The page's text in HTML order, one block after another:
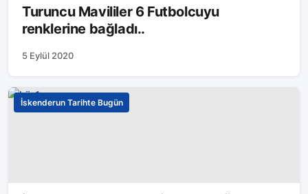
Turuncu Mavililer 6 Futbolcuyu
renklerine bağladı..
5 Eylül 2020
İskenderun Tarihte Bugün